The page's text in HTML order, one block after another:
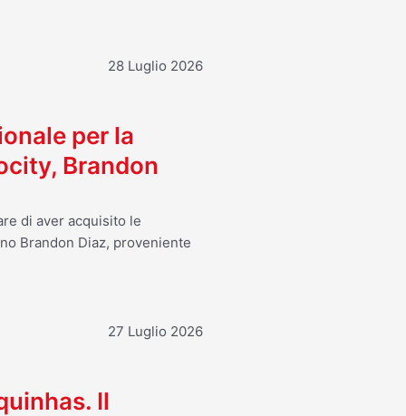
28 Luglio 2026
per la
Brandon
di aver acquisito le
Brandon Diaz, proveniente
27 Luglio 2026
Il